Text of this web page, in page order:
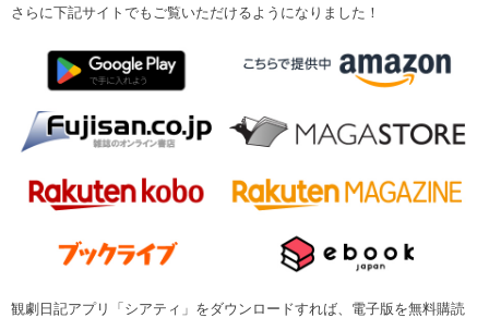
さらに下記サイトでもご覧いただけるようになりました！
観劇日記アプリ「シアティ」をダウンロードすれば、電子版を無料購読